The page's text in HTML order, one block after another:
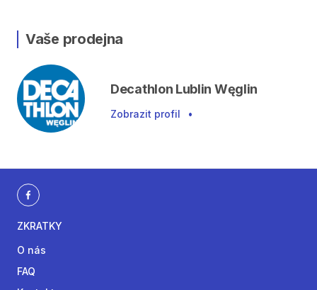
Vaše prodejna
Decathlon Lublin Węglin
Zobrazit profil •
ZKRATKY
O nás
FAQ